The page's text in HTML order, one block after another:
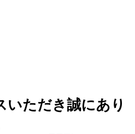
いただき誠にあり